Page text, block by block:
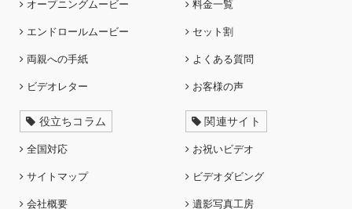
オープニングムービー
エンドロールムービー
両親への手紙
ビデオレター
料金一覧
セット割
よくある質問
お客様の声
役立ちコラム
全国対応
サイトマップ
会社概要
関連サイト
お祝いビデオ
ビデオダビング
遺影写真工房